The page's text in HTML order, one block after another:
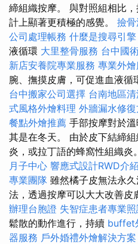
締組織按摩。 與對照組相比
計上顯著更積極的感覺。 撿
公司處理帳務 什麼是搜尋引擎
液循環 大里整骨服務 台中國
新店安養院專業服務 專業外
腕、撫摸皮膚，可促進血液循
台中搬家公司選擇 台南地區
式風格外燴料理 外牆漏水修
餐點外燴推薦 手部按摩對於
其是在冬天。 由於皮下結締
炎，或拉丁語的蜂窩性組織炎
月子中心 響應式設計RWD介紹
專業團隊 雖然橘子皮無法永
法，透過按摩可以大大改善皮
辦理台胞證 失智症患者專業
鬆散的動作進行，持續 buffet
器服務 戶外婚禮外燴解決方案